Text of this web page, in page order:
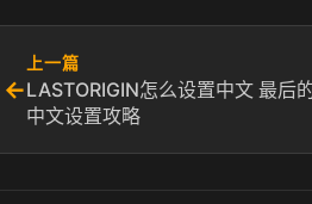
←
上一篇
LASTORIGIN怎么设置中文 最后
中文设置攻略